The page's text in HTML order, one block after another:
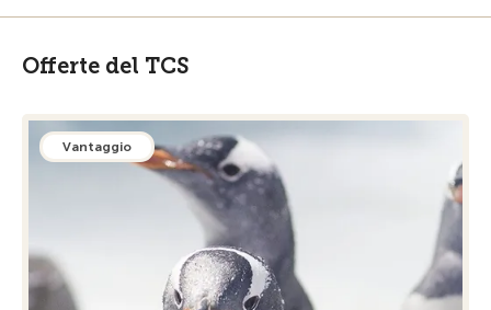
Offerte del TCS
Vantaggio